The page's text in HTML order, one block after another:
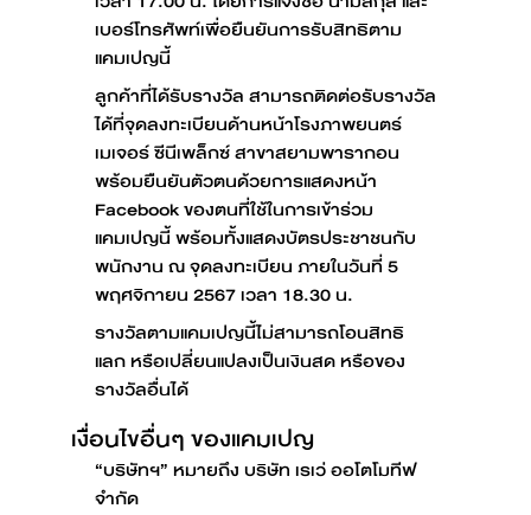
เบอร์โทรศัพท์เพื่อยืนยันการรับสิทธิตาม
แคมเปญนี้
ลูกค้าที่ได้รับรางวัล สามารถติดต่อรับรางวัล
ได้ที่จุดลงทะเบียนด้านหน้าโรงภาพยนตร์
เมเจอร์ ซีนีเพล็กซ์ สาขาสยามพารากอน
พร้อมยืนยันตัวตนด้วยการแสดงหน้า
Facebook ของตนที่ใช้ในการเข้าร่วม
แคมเปญนี้ พร้อมทั้งแสดงบัตรประชาชนกับ
พนักงาน ณ จุดลงทะเบียน ภายในวันที่ 5
พฤศจิกายน 2567 เวลา 18.30 น.
รางวัลตามแคมเปญนี้ไม่สามารถโอนสิทธิ
แลก หรือเปลี่ยนแปลงเป็นเงินสด หรือของ
รางวัลอื่นได้
เงื่อนไขอื่นๆ ของแคมเปญ
“บริษัทฯ” หมายถึง บริษัท เรเว่ ออโตโมทีฟ
จำกัด